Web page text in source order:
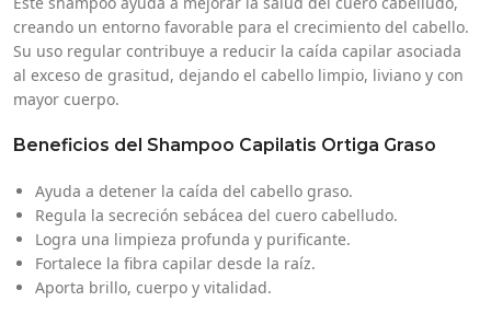
creando un entorno favorable para el crecimiento del cabello.
Su uso regular contribuye a reducir la caída capilar asociada
al exceso de grasitud, dejando el cabello limpio, liviano y con
mayor cuerpo.
Beneficios del Shampoo Capilatis Ortiga Graso
Ayuda a detener la caída del cabello graso.
Regula la secreción sebácea del cuero cabelludo.
Logra una limpieza profunda y purificante.
Fortalece la fibra capilar desde la raíz.
Aporta brillo, cuerpo y vitalidad.